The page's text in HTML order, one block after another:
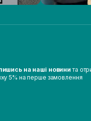
на наші новини та
5% на перше замовлення